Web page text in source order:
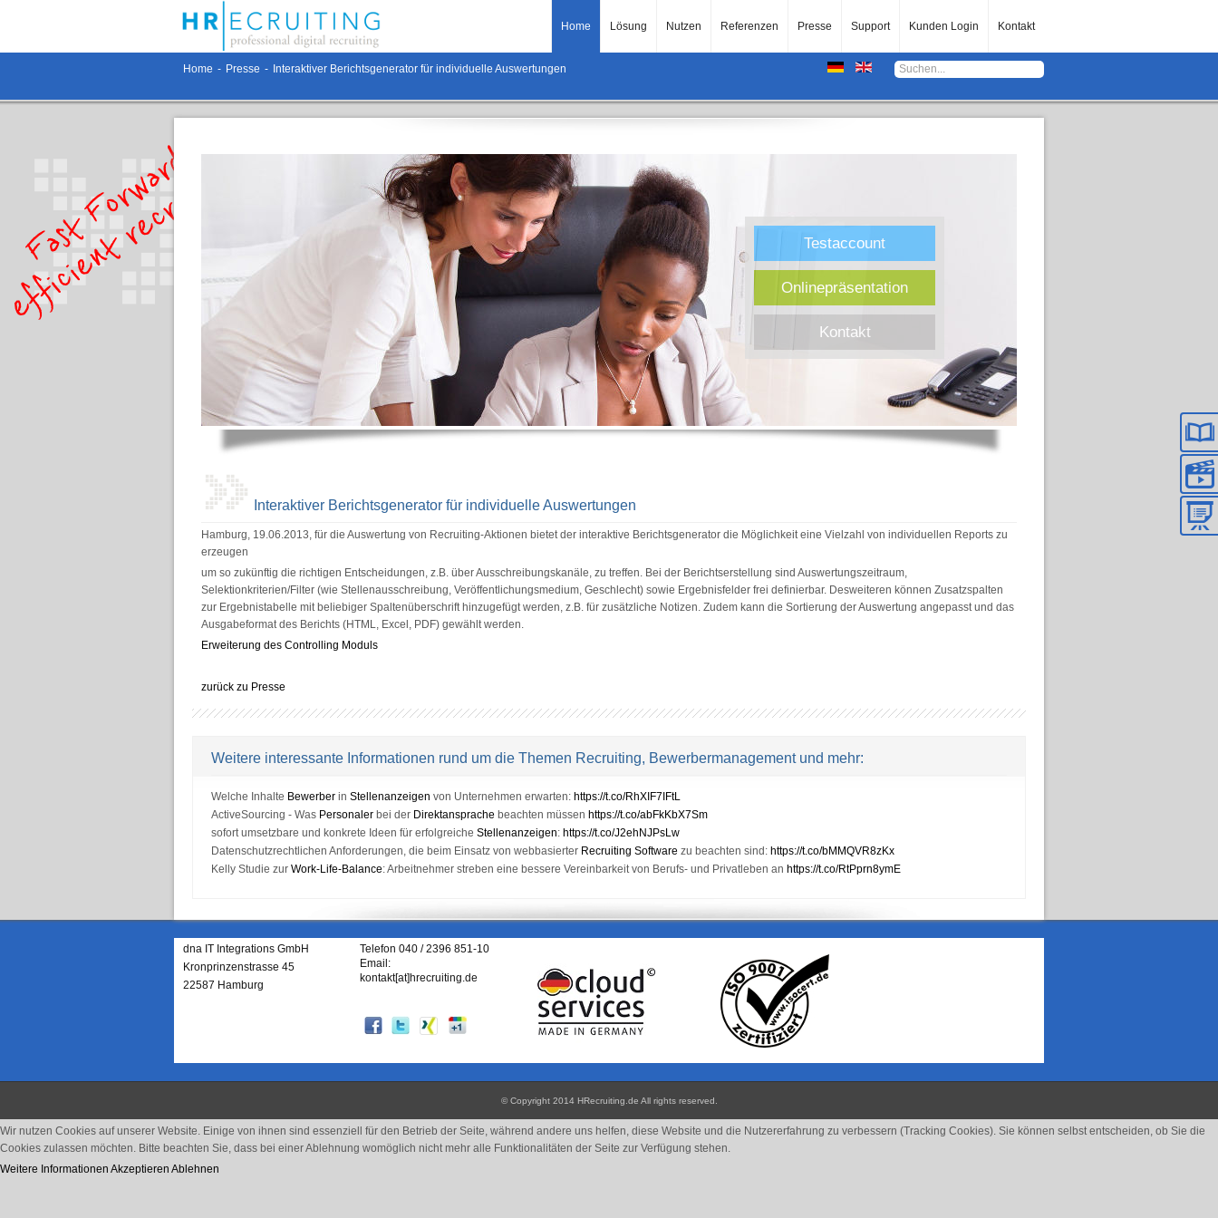
Home Lösung Nutzen Referenzen Presse Support Kunden Login Kontakt
Home - Presse - Interaktiver Berichtsgenerator für individuelle Auswertungen
Testaccount
Onlinepräsentation
Kontakt
Interaktiver Berichtsgenerator für individuelle Auswertungen
Hamburg, 19.06.2013, für die Auswertung von Recruiting-Aktionen bietet der interaktive Berichtsgenerator die Möglichkeit eine Vielzahl von individuellen Reports zu
erzeugen
um so zukünftig die richtigen Entscheidungen, z.B. über Ausschreibungskanäle, zu treffen. Bei der Berichtserstellung sind Auswertungszeitraum,
Selektionkriterien/Filter (wie Stellenausschreibung, Veröffentlichungsmedium, Geschlecht) sowie Ergebnisfelder frei definierbar. Desweiteren können Zusatzspalten
zur Ergebnistabelle mit beliebiger Spaltenüberschrift hinzugefügt werden, z.B. für zusätzliche Notizen. Zudem kann die Sortierung der Auswertung angepasst und das
Ausgabeformat des Berichts (HTML, Excel, PDF) gewählt werden.
Erweiterung des Controlling Moduls
zurück zu Presse
Weitere interessante Informationen rund um die Themen Recruiting, Bewerbermanagement und mehr:
Welche Inhalte Bewerber in Stellenanzeigen von Unternehmen erwarten: https://t.co/RhXIF7IFtL
ActiveSourcing - Was Personaler bei der Direktansprache beachten müssen https://t.co/abFkKbX7Sm
sofort umsetzbare und konkrete Ideen für erfolgreiche Stellenanzeigen: https://t.co/J2ehNJPsLw
Datenschutzrechtlichen Anforderungen, die beim Einsatz von webbasierter Recruiting Software zu beachten sind: https://t.co/bMMQVR8zKx
Kelly Studie zur Work-Life-Balance: Arbeitnehmer streben eine bessere Vereinbarkeit von Berufs- und Privatleben an https://t.co/RtPprn8ymE
dna IT Integrations GmbH
Kronprinzenstrasse 45
22587 Hamburg
Telefon 040 / 2396 851-10
Email:
kontakt[at]hrecruiting.de
© Copyright 2014 HRecruiting.de All rights reserved .
Wir nutzen Cookies auf unserer Website. Einige von ihnen sind essenziell für den Betrieb der Seite, während andere uns helfen, diese Website und die Nutzererfahrung zu verbessern (Tracking Cookies). Sie können selbst entscheiden, ob Sie die
Cookies zulassen möchten. Bitte beachten Sie, dass bei einer Ablehnung womöglich nicht mehr alle Funktionalitäten der Seite zur Verfügung stehen.
Weitere Informationen Akzeptieren Ablehnen